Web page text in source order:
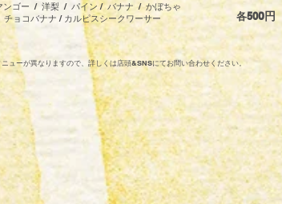
ゴー / 洋梨 / パイン / バナナ / かぼちゃ
ョコバナナ / カルピスシークワーサー
各500円
ューが異なりますので、詳しくは店頭&SNSにてお問い合わせください。